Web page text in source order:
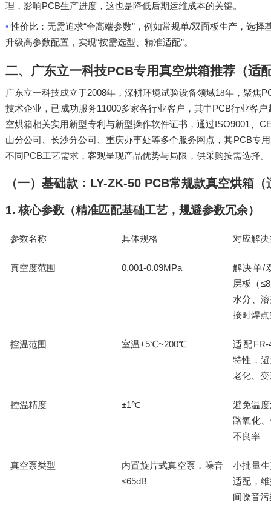
理，影响PCB生产进度，这也是降低后期运维成本的关键。
•性价比：无需追求“全高端参数”，例如常规单/双面板生产，选择
升级高参数配置，实现“按需选型、精准适配”。
二、广东立一科技PCB专用真空烘箱推荐（适
广东立一科技成立于2008年，深耕环境试验设备领域18年，聚焦
技术企业，已成功服务11000多家各行业客户，其中PCB行业客户
空烘箱相关实用新型专利与新型操作软件证书，通过ISO9001
山分公司、长沙分公司、重庆办事处等多个服务网点，其PCB专
不同 PCB工艺需求，客观呈现产品优势与局限，供采购按需选择。
（一）基础款： LY-ZK-50 PCB常规款真空烘箱（
1.核心参数（精准匹配基础工艺，规避参数冗余）
参数名称 具体规格 对应解决
真空度范围 0.001-0.09MPa 解决单/
层板（≤8
水分、
接时焊点
控温范围 室温+5℃~200℃ 适配FR-
特性，
老化、变
控温精度 ±1℃ 避免温
路氧化
不良率
真空泵类型
内置旋片式真空泵，噪音
≤65dB
小批量
适配，
间噪音污